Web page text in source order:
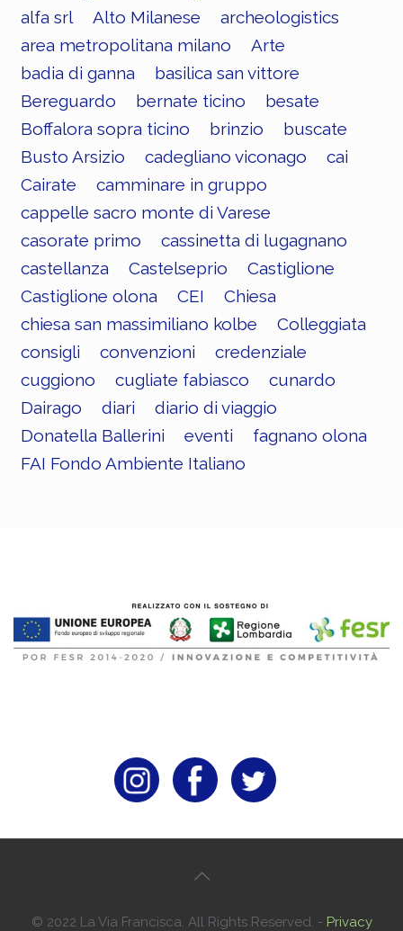
alfa srl
Alto Milanese
archeologistics
area metropolitana milano
Arte
badia di ganna
basilica san vittore
Bereguardo
bernate ticino
besate
Boffalora sopra ticino
brinzio
buscate
Busto Arsizio
cadegliano viconago
cai
Cairate
camminare in gruppo
cappelle sacro monte di Varese
casorate primo
cassinetta di lugagnano
castellanza
Castelseprio
Castiglione
Castiglione olona
CEI
Chiesa
chiesa san massimiliano kolbe
Colleggiata
consigli
convenzioni
credenziale
cuggiono
cugliate fabiasco
cunardo
Dairago
diari
diario di viaggio
Donatella Ballerini
eventi
fagnano olona
FAI Fondo Ambiente Italiano
© 2022 La Via Francisca. All Rights Reserved. - Privacy